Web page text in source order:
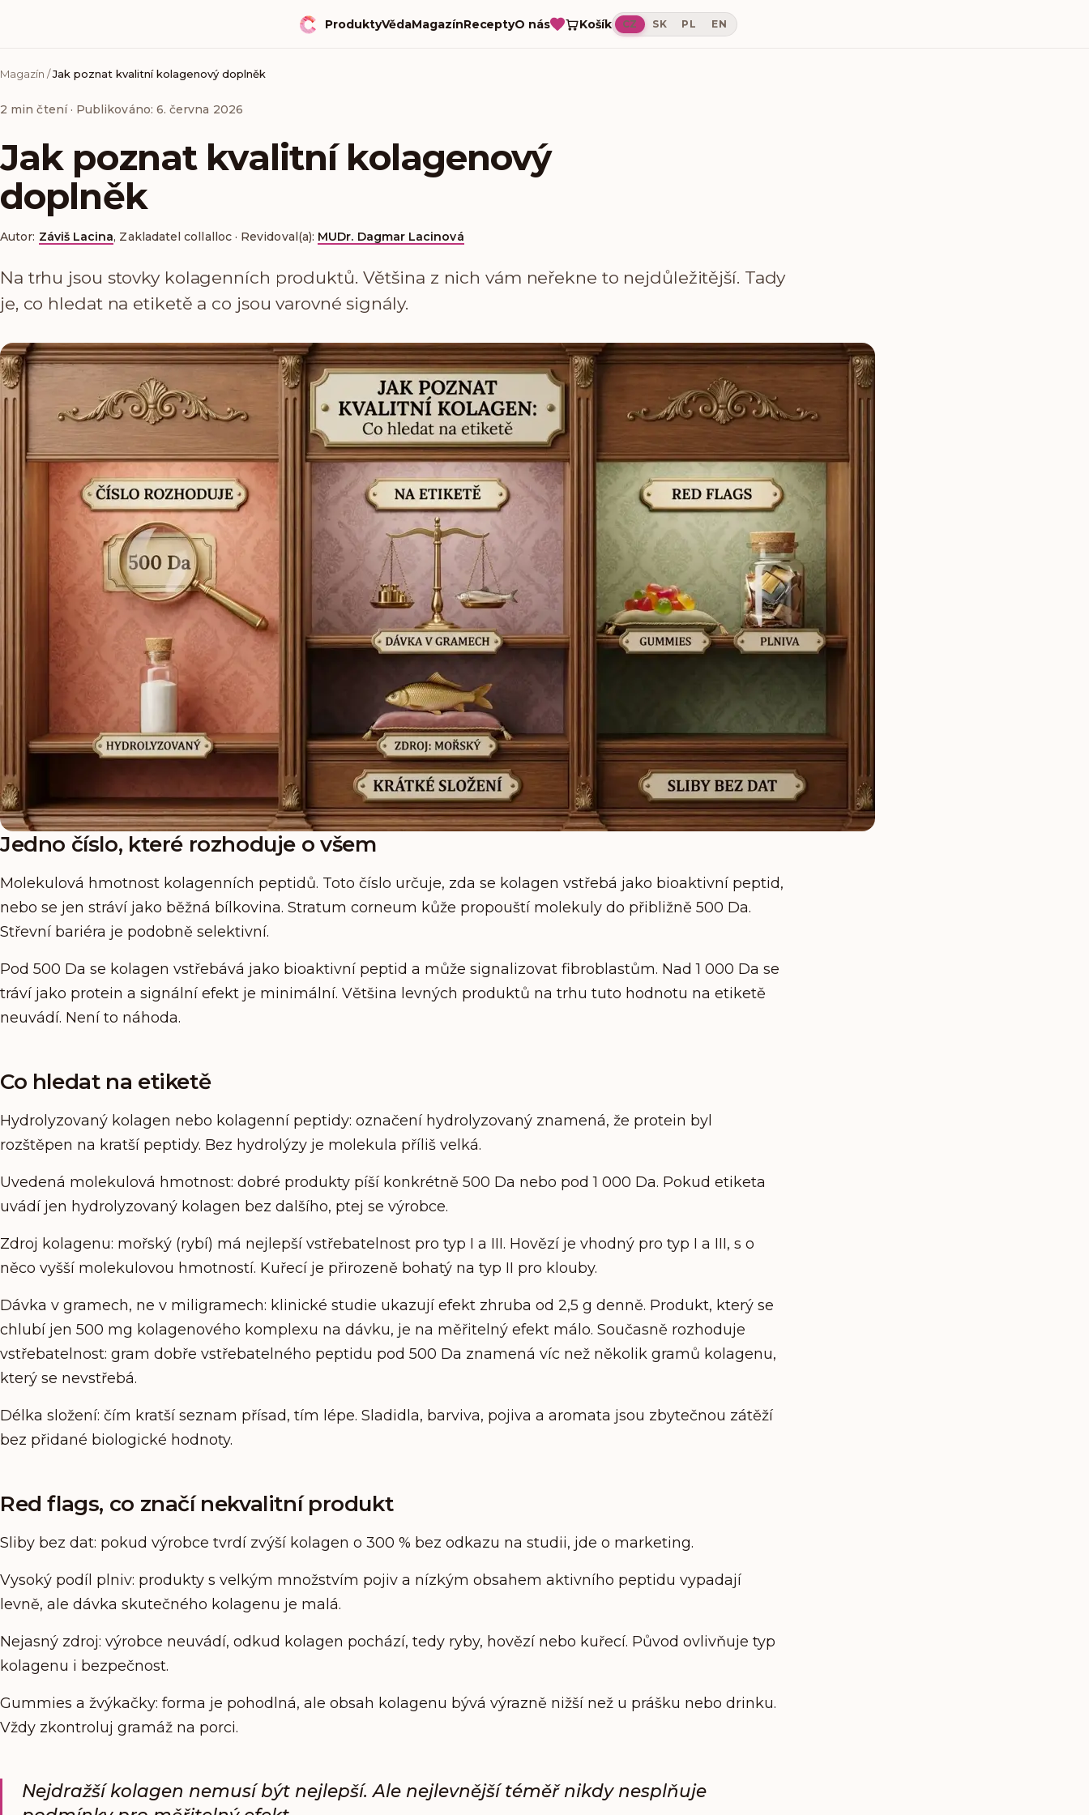
ProduktyVědaMagazínReceptyO nás Košík CZ SK PL EN
Magazín /Jak poznat kvalitní kolagenový doplněk
2 min čtení· Publikováno: 6. června 2026
Jak poznat kvalitní kolagenový
doplněk
Autor: Záviš Lacina, Zakladatel collalloc· Revidoval(a): MUDr. Dagmar Lacinová
Na trhu jsou stovky kolagenních produktů. Většina z nich vám neřekne to nejdůležitější. Tady
je, co hledat na etiketě a co jsou varovné signály.
Jedno číslo, které rozhoduje o všem
Molekulová hmotnost kolagenních peptidů. Toto číslo určuje, zda se kolagen vstřebá jako bioaktivní peptid,
nebo se jen stráví jako běžná bílkovina. Stratum corneum kůže propouští molekuly do přibližně 500 Da.
Střevní bariéra je podobně selektivní.
Pod 500 Da se kolagen vstřebává jako bioaktivní peptid a může signalizovat fibroblastům. Nad 1 000 Da se
tráví jako protein a signální efekt je minimální. Většina levných produktů na trhu tuto hodnotu na etiketě
neuvádí. Není to náhoda.
Co hledat na etiketě
Hydrolyzovaný kolagen nebo kolagenní peptidy: označení hydrolyzovaný znamená, že protein byl
rozštěpen na kratší peptidy. Bez hydrolýzy je molekula příliš velká.
Uvedená molekulová hmotnost: dobré produkty píší konkrétně 500 Da nebo pod 1 000 Da. Pokud etiketa
uvádí jen hydrolyzovaný kolagen bez dalšího, ptej se výrobce.
Zdroj kolagenu: mořský (rybí) má nejlepší vstřebatelnost pro typ I a III. Hovězí je vhodný pro typ I a III, s o
něco vyšší molekulovou hmotností. Kuřecí je přirozeně bohatý na typ II pro klouby.
Dávka v gramech, ne v miligramech: klinické studie ukazují efekt zhruba od 2,5 g denně. Produkt, který se
chlubí jen 500 mg kolagenového komplexu na dávku, je na měřitelný efekt málo. Současně rozhoduje
vstřebatelnost: gram dobře vstřebatelného peptidu pod 500 Da znamená víc než několik gramů kolagenu,
který se nevstřebá.
Délka složení: čím kratší seznam přísad, tím lépe. Sladidla, barviva, pojiva a aromata jsou zbytečnou zátěží
bez přidané biologické hodnoty.
Red flags, co značí nekvalitní produkt
Sliby bez dat: pokud výrobce tvrdí zvýší kolagen o 300 % bez odkazu na studii, jde o marketing.
Vysoký podíl plniv: produkty s velkým množstvím pojiv a nízkým obsahem aktivního peptidu vypadají
levně, ale dávka skutečného kolagenu je malá.
Nejasný zdroj: výrobce neuvádí, odkud kolagen pochází, tedy ryby, hovězí nebo kuřecí. Původ ovlivňuje typ
kolagenu i bezpečnost.
Gummies a žvýkačky: forma je pohodlná, ale obsah kolagenu bývá výrazně nižší než u prášku nebo drinku.
Vždy zkontroluj gramáž na porci.
Nejdražší kolagen nemusí být nejlepší. Ale nejlevnější téměř nikdy nesplňuje